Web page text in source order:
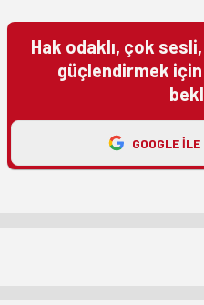
Hak odaklı, çok
güçlendirmek
GOOGLE